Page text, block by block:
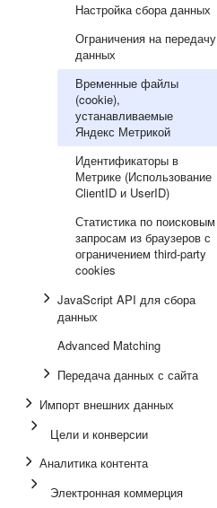
Настройка сбора данных
Ограничения на передачу
данных
Временные файлы
(cookie),
устанавливаемые
Яндекс Метрикой
Идентификаторы в
Метрике (Использование
ClientID и UserID)
Статистика по поисковым
запросам из браузеров с
ограничением third-party
cookies
JavaScript API для сбора
данных
Advanced Matching
Передача данных с сайта
Импорт внешних данных
Цели и конверсии
Аналитика контента
Электронная коммерция